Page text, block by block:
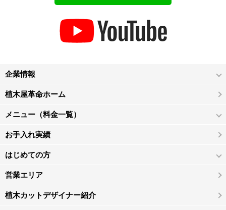
企業情報
植木屋革命ホーム
メニュー（料金一覧）
お手入れ実績
はじめての方
営業エリア
植木カットデザイナー紹介